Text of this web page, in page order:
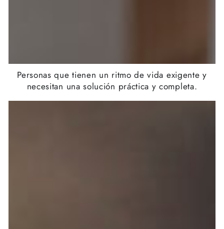
Personas que tienen un ritmo de vida exigente y
necesitan una solución práctica y completa.